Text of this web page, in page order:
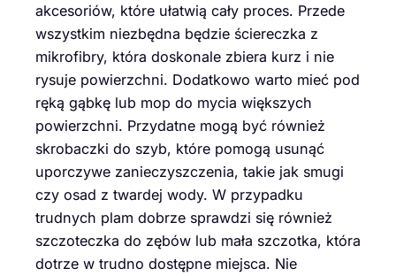
akcesoriów, które ułatwią cały proces. Przede
wszystkim niezbędna będzie ściereczka z
mikrofibry, która doskonale zbiera kurz i nie
rysuje powierzchni. Dodatkowo warto mieć pod
ręką gąbkę lub mop do mycia większych
powierzchni. Przydatne mogą być również
skrobaczki do szyb, które pomogą usunąć
uporczywe zanieczyszczenia, takie jak smugi
czy osad z twardej wody. W przypadku
trudnych plam dobrze sprawdzi się również
szczoteczka do zębów lub mała szczotka, która
dotrze w trudno dostępne miejsca. Nie